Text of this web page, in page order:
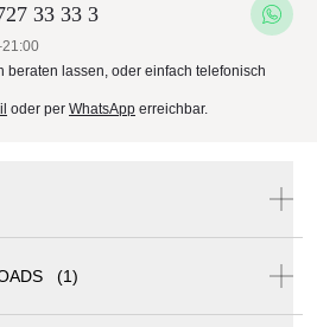
33 33 3
beraten lassen, oder einfach telefonisch
oder per WhatsApp erreichbar.
(1)